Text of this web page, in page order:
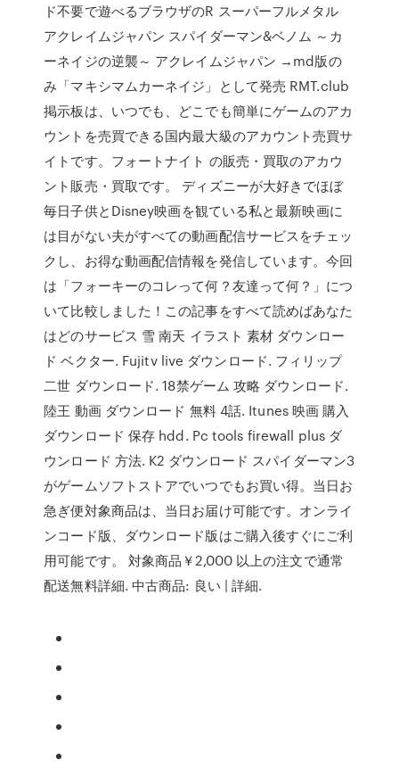
ド不要で遊べるブラウザのR スーパーフルメタル
アクレイムジャパン スパイダーマン&ベノム ～カ
ーネイジの逆襲～ アクレイムジャパン →md版の
み「マキシマムカーネイジ」として発売 RMT.club
掲示板は、いつでも、どこでも簡単にゲームのアカ
ウントを売買できる国内最大級のアカウント売買サ
イトです。フォートナイト の販売・買取のアカウ
ント販売・買取です。 ディズニーが大好きでほぼ
毎日子供とDisney映画を観ている私と最新映画に
は目がない夫がすべての動画配信サービスをチェッ
クし、お得な動画配信情報を発信しています。今回
は「フォーキーのコレって何？友達って何？」につ
いて比較しました！この記事をすべて読めばあなた
はどのサービス 雪 南天 イラスト 素材 ダウンロー
ド ベクター. Fujitv live ダウンロード. フィリップ
二世 ダウンロード. 18禁ゲーム 攻略 ダウンロード.
陸王 動画 ダウンロード 無料 4話. Itunes 映画 購入
ダウンロード 保存 hdd. Pc tools firewall plus ダ
ウンロード 方法. K2 ダウンロード スパイダーマン3
がゲームソフトストアでいつでもお買い得。当日お
急ぎ便対象商品は、当日お届け可能です。オンライ
ンコード版、ダウンロード版はご購入後すぐにご利
用可能です。 対象商品￥2,000 以上の注文で通常
配送無料詳細. 中古商品: 良い | 詳細.